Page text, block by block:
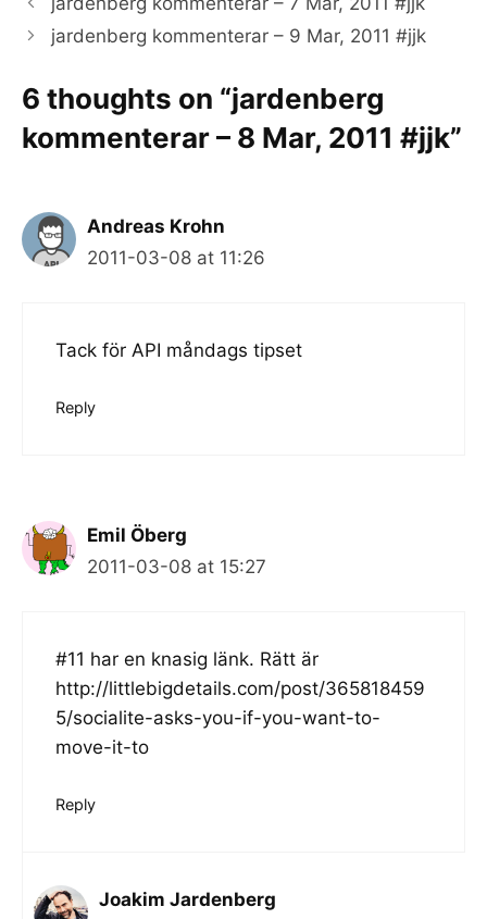
jardenberg kommenterar – 9 Mar, 2011 #jjk
6 thoughts on “jardenberg
kommenterar – 8 Mar, 2011 #jjk”
Andreas Krohn
2011-03-08 at 11:26
Tack för API måndags tipset
Reply
Emil Öberg
2011-03-08 at 15:27
#11 har en knasig länk. Rätt är
http://littlebigdetails.com/post/365818459
5/socialite-asks-you-if-you-want-to-
move-it-to
Reply
Joakim Jardenberg